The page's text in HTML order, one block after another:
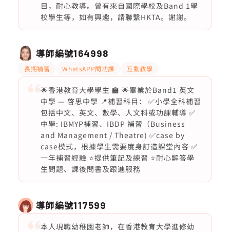
目，耐心教導。曾有來自國際學校及Band 1學
校學生等，如有興趣，請聯繫HKTA。謝謝。
導師編號164998
長期補習 WhatsAPP問功課 互動教學
🌟香港教育大學學生 🏫 🌟畢業於Band1 英文
中學 — 啓思中學 📍補習科目： ✅小學全科補習
包括中文、英文、數學、人文科或功課輔導 ✅
中學: IBMYP補習、IBDP 補習（Business
and Management / Theatre) ✅case by
case模式，根據學生需要度身訂造課堂內容 ✅
一年補習經驗 ⭐️提供筆記及練習 ⭐️耐心解答學
生問題、課後問書及跟進服務
導師編號117599
本人現職幼稚園老師，在香港教育大學進修幼